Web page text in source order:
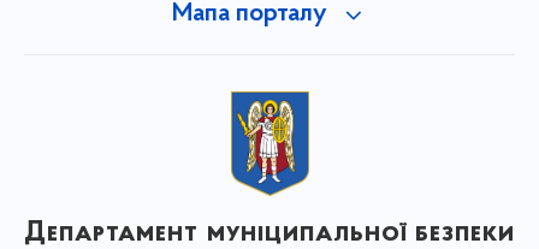
Мапа порталу
Департамент муніципальної безпеки